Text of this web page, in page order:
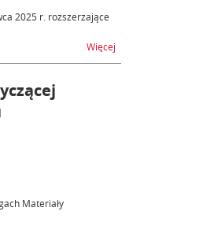
2025 r. rozszerzające
Więcej
Materiały